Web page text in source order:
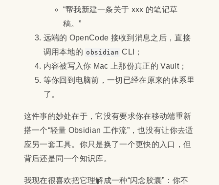
“帮我新建一条关于 xxx 的笔记草
稿。”
远端的 OpenCode 接收到消息之后，直接
调用本地的 obsidian CLI；
内容被写入你 Mac 上那份真正的 Vault；
等你回到电脑前，一切已经在原来的体系里
了。
这件事的妙处在于，它没有要求你在移动端重新
搭一个“轻量 Obsidian 工作流”，也没有让你去适
应另一套工具。你只是换了一个更快的入口，但
背后还是同一个知识库。
我现在很喜欢把它理解成一种“闪念胶囊”：你不